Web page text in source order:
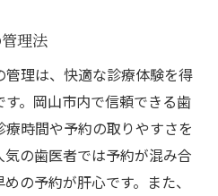
理法
理は、快適な診療体験を得
。岡山市内で信頼できる歯
時間や予約の取りやすさを
の歯医者では予約が混み合
の予約が肝心です。また、